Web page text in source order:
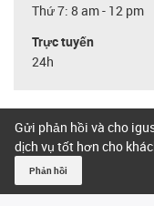
Thứ 7: 8 am - 12 pm
Trực tuyến
24h
Gửi phản hồi và cho
dịch vụ tốt hơn cho
Phản hồi